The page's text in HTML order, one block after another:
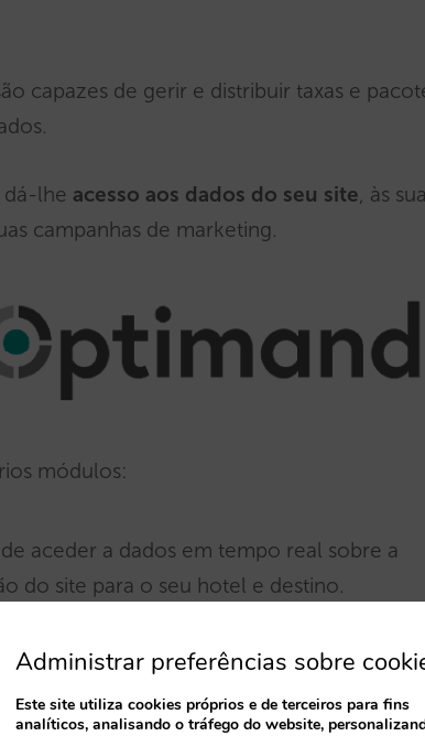
capazes de gerir e distribuir taxas e
dá-lhe acesso aos dados do seu site, às
campanhas de marketing.
módulos:
aceder a dados em tempo real sobre a
do site para o seu hotel e destino.
taxas dos seus concorrentes em tempo
por tipo de quarto e vários pontos de
preços, avaliações, dados históricos e
Administrar preferências sobre
Este site utiliza cookies próprios e de terceiros para fins
analíticos, analisando o tráfego do website,